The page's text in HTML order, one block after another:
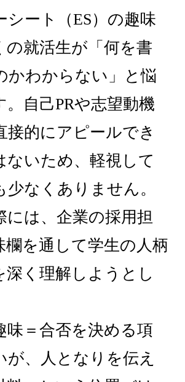
シート（ES）の趣味
の就活生が「何を書
かわからない」と悩
。自己PRや志望動機
接的にアピールでき
ないため、軽視して
少なくありません。
には、企業の採用担
欄を通して学生の人柄
深く理解しようとし
味＝合否を決める項
が、人となりを伝え